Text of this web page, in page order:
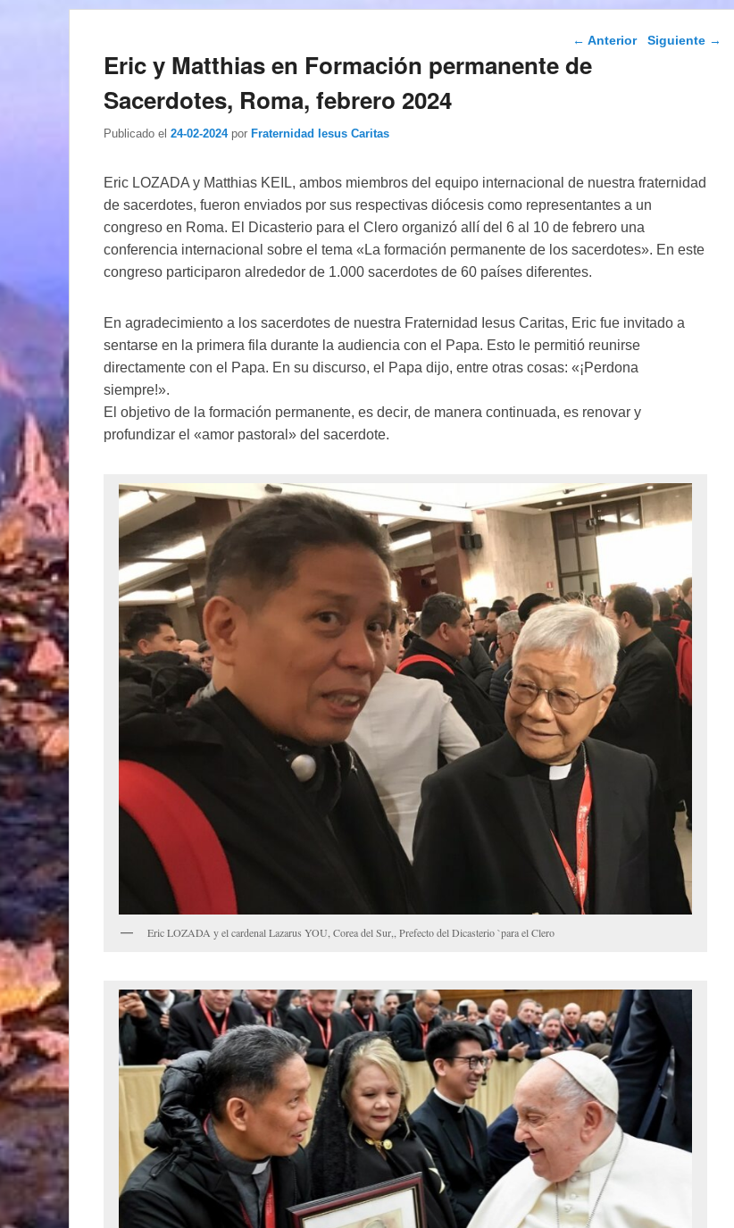
Navegación de
← Anterior Siguiente →
Eric y Matthias en Formación permanente de
Sacerdotes, Roma, febrero 2024
Publicado el 24-02-2024 por Fraternidad Iesus Caritas
Eric LOZADA y Matthias KEIL, ambos miembros del equipo internacional de nuestra fraternidad
de sacerdotes, fueron enviados por sus respectivas diócesis como representantes a un
congreso en Roma. El Dicasterio para el Clero organizó allí del 6 al 10 de febrero una
conferencia internacional sobre el tema «La formación permanente de los sacerdotes». En este
congreso participaron alrededor de 1.000 sacerdotes de 60 países diferentes.
En agradecimiento a los sacerdotes de nuestra Fraternidad Iesus Caritas, Eric fue invitado a
sentarse en la primera fila durante la audiencia con el Papa. Esto le permitió reunirse
directamente con el Papa. En su discurso, el Papa dijo, entre otras cosas: «¡Perdona
siempre!».
El objetivo de la formación permanente, es decir, de manera continuada, es renovar y
profundizar el «amor pastoral» del sacerdote.
Eric LOZADA y el cardenal Lazarus YOU, Corea del Sur,, Prefecto del Dicasterio `para el Clero